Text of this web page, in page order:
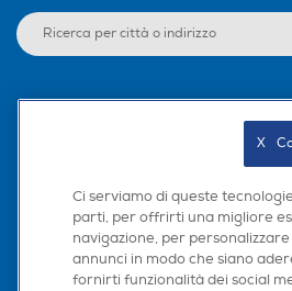
Scarica la nostra app
Ci serviamo di queste
parti, per offrirti una migliore
navigazione, per
annunci in modo che siano
fornirti funzionalità dei social
X